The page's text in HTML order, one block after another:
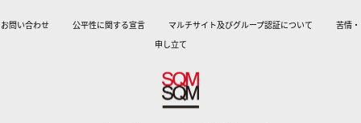
お問い合わせ 公平性に関する宣言 マルチサイト及びグループ認証について
苦情・
申し立て